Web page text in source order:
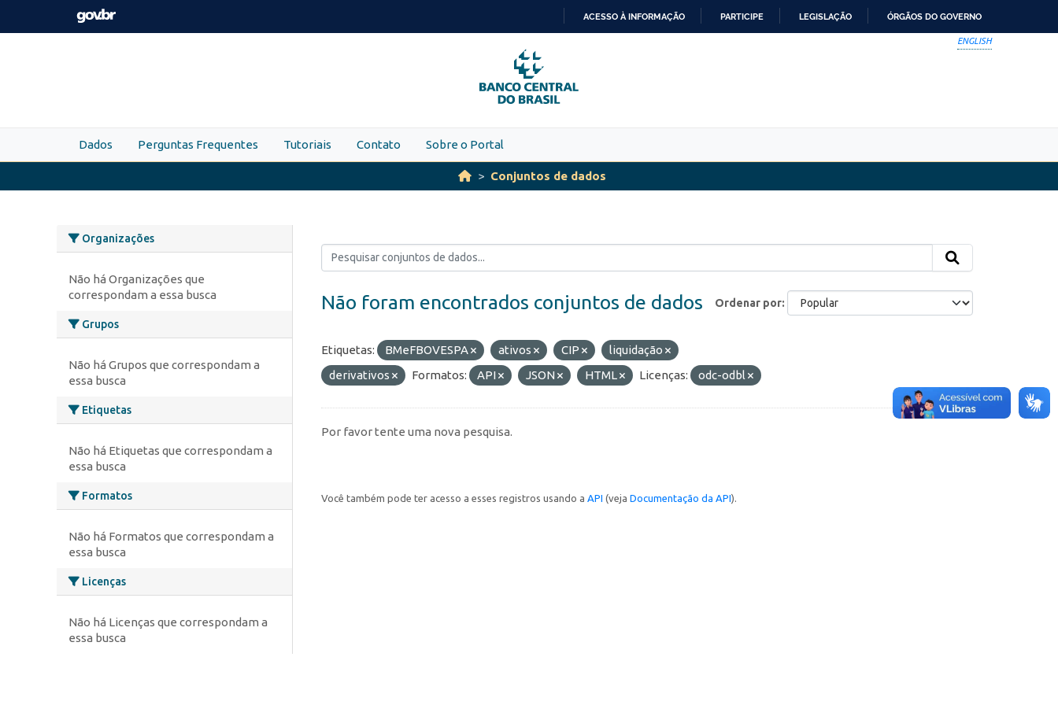
Skip to main content
PARA
O
CONTEÚDO
ACESSO À INFORMAÇÃO PARTICIPE LEGISLAÇÃO ÓRGÃOS DO GOVERNO
ENGLISH
Dados Perguntas Frequentes Tutoriais Contato Sobre o Portal
Conjuntos de dados
Organizações
Não há Organizações que
correspondam a essa busca
Grupos
Não há Grupos que correspondam a
essa busca
Etiquetas
Não há Etiquetas que correspondam a
essa busca
Formatos
Não há Formatos que correspondam a
essa busca
Licenças
Não há Licenças que correspondam a
essa busca
Ordenar por
Não foram encontrados conjuntos de dados
Etiquetas: BMeFBOVESPA ativos CIP
liquidação
derivativos
Formatos: API JSON HTML Licenças: odc-odbl
Por favor tente uma nova pesquisa.
Você também pode ter acesso a esses registros usando a API (veja Documentação da API).